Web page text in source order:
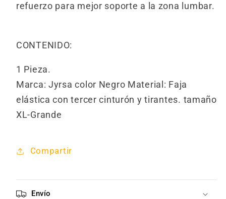
refuerzo para mejor soporte a la zona lumbar.
CONTENIDO:
1 Pieza.
Marca: Jyrsa color Negro Material: Faja
elástica con tercer cinturón y tirantes. tamaño
XL-Grande
Compartir
Envío